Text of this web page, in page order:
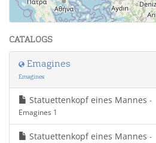
Leaflet| Maps and Data ©
CATALOGS
Emagines
Emagines
Statuettenkopf eines Mannes -
Emagines 1
Statuettenkopf eines Mannes -